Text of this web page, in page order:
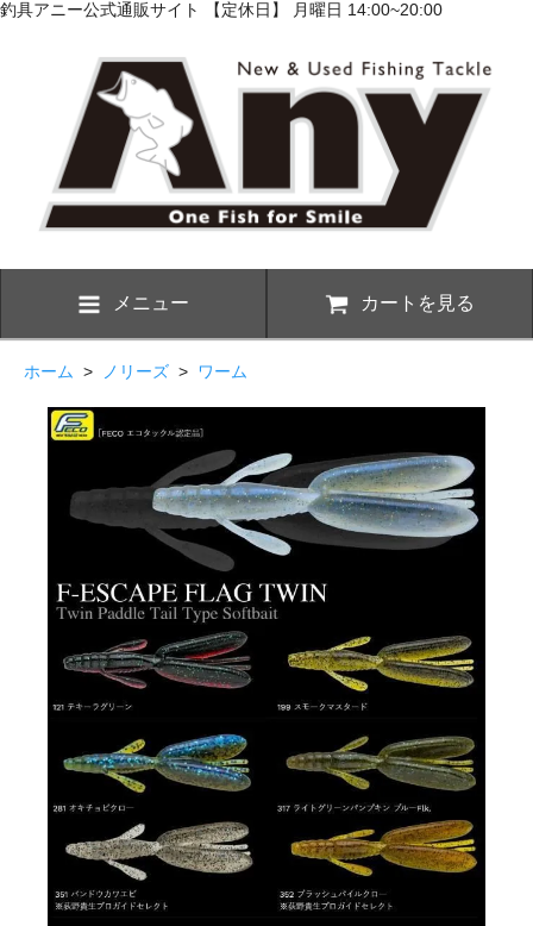
釣具アニー公式通販サイト 【定休日】 月曜日 14:00~20:00
メニュー カートを見る
ホーム > ノリーズ > ワーム